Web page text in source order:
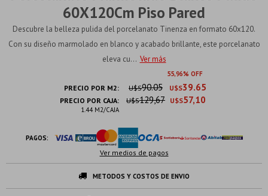
60X120Cm Piso Pared
Descubre la belleza pulida del porcelanato Tinenza en formato 60x120.
Con su diseño marmolado en blanco y acabado brillante, este porcelanato
eleva cu... Ver más
55 96
PRECIO POR M2: U$S39.65
U$S90.05
PRECIO POR CAJA:
1.44 M2/CAJA
U$S57,10
U$S129,67
PAGOS:
Ver medios de pagos
METODOS Y COSTOS DE ENVIO